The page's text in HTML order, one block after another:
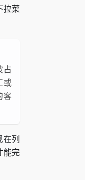
拉菜
占
或
客
在列
能完